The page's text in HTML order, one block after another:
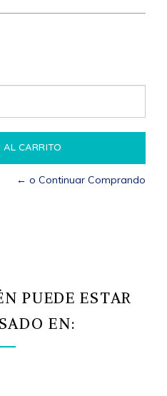
← o Continuar Comprando
PUEDE ESTAR
EN: